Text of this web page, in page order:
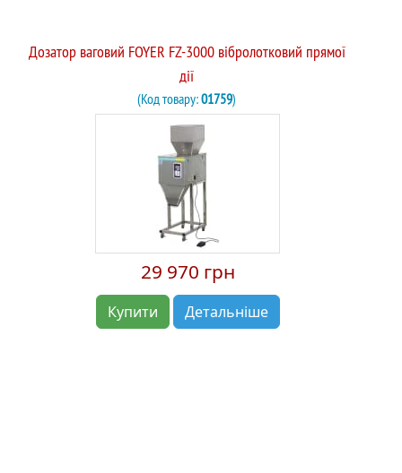
Дозатор ваговий FOYER FZ-3000 вібролотковий прямої
дії
(Код товару:01759)
29 970 грн
Купити Детальніше